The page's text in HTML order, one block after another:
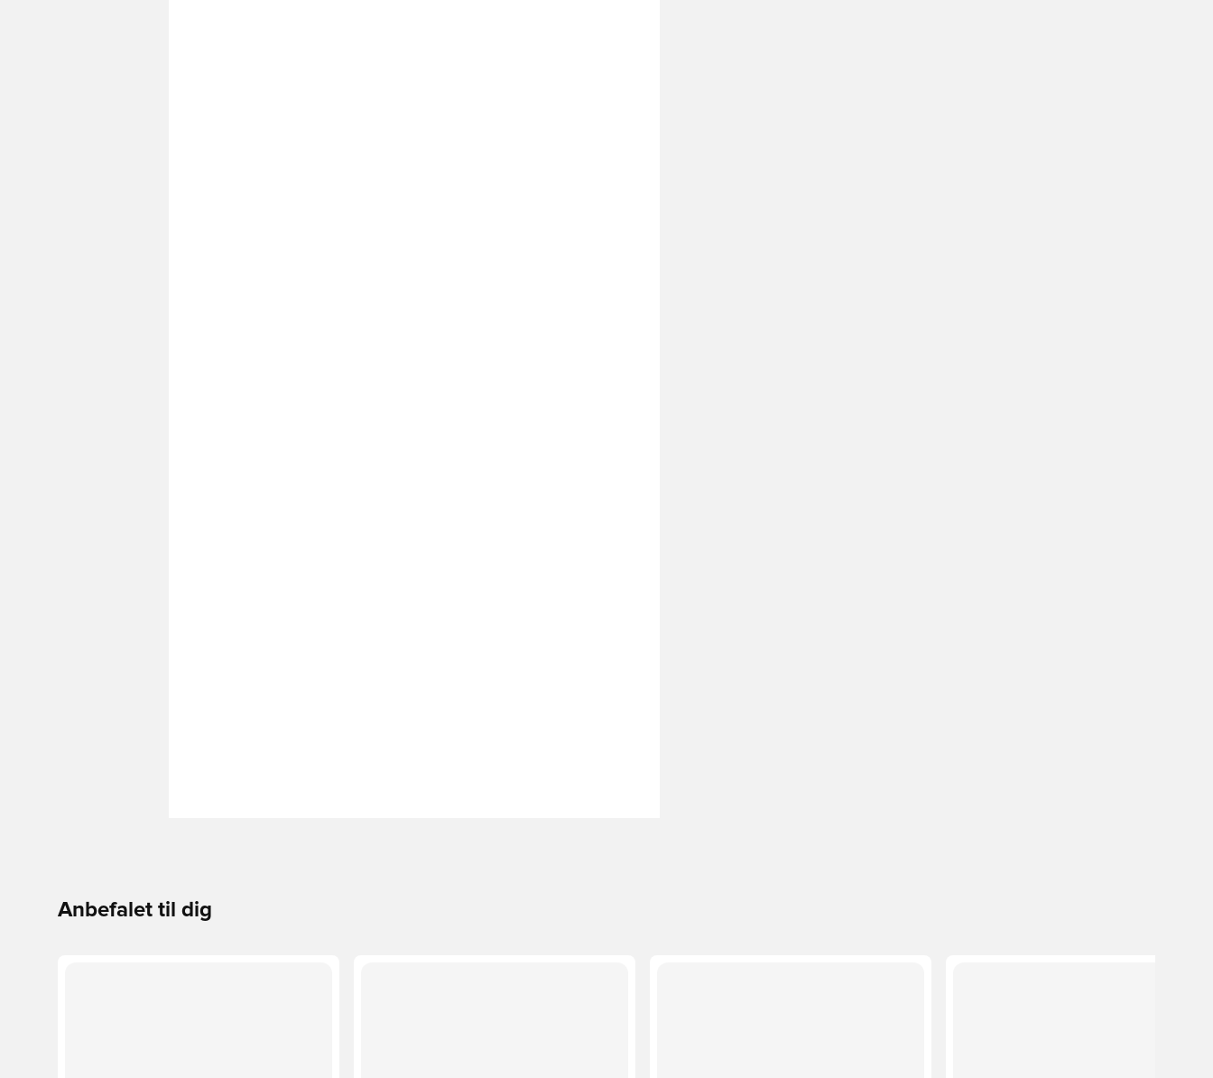
Anbefalet til dig